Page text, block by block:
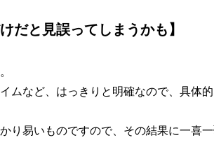
だと見誤ってしまうかも】
ムなど、はっきりと明確なので、具体
り易いものですので、その結果に一喜一